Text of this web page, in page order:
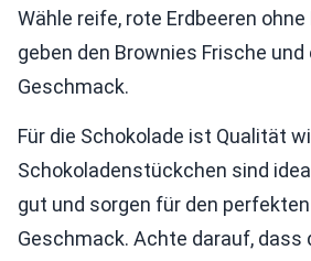
Wähle reife, rote Erdbeeren
geben den Brownies Frische
Geschmack.
Für die Schokolade ist Qualität
Schokoladenstückchen sind
gut und sorgen für den
Geschmack. Achte darauf, dass